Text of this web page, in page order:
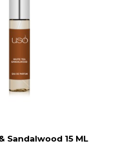
Sandalwood 15 ML